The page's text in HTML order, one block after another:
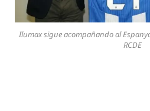
Ilumax sigue acompañando al
RCDE